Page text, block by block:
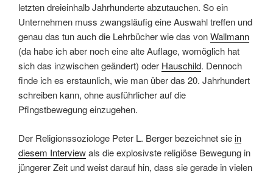
letzten dreieinhalb Jahrhunderte abzutauchen. So ein
Unternehmen muss zwangsläufig eine Auswahl treffen und
genau das tun auch die Lehrbücher wie das vonWallmann
(da habe ich aber noch eine alte Auflage, womöglich hat
sich das inzwischen geändert) oder Hauschild. Dennoch
finde ich es erstaunlich, wie man über das 20. Jahrhundert
schreiben kann, ohne ausführlicher auf die
Pfingstbewegung einzugehen.
Der Religionssoziologe Peter L. Berger bezeichnet siein
diesem Interviewals die explosivste religiöse Bewegung in
jüngerer Zeit und weist darauf hin, dass sie gerade in vielen